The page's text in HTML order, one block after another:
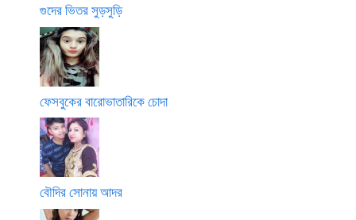
গুদের ভিতর সুড়সুড়ি
ফেসবুকের বারোভাতারিকে চোদা
বৌদির সোনায় আদর